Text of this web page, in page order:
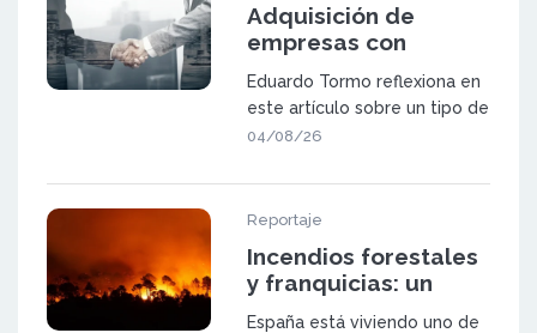
Adquisición de
empresas con
potencial de
expansión mediante
franquicia
Eduardo Tormo reflexiona en
este artículo sobre un tipo de
oportunidad que va a ganar
04/08/26
Reportaje
Incendios forestales
y franquicias: un
sector a prueba
España está viviendo uno de